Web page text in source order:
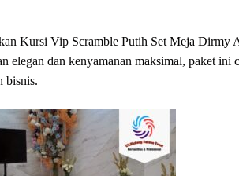
Kursi Vip Scramble Putih Set Meja Dirmy
elegan dan kenyamanan maksimal, paket ini
bisnis.